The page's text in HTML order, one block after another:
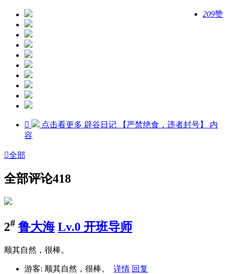
209赞
 点击看更多 辟谷日记 【严禁绝食，违者封号】
内
容
全部
全部评论418
2# 鲁大海 Lv.0 开班导师
顺其自然，很棒。
游客: 顺其自然，很棒。 详情 回复